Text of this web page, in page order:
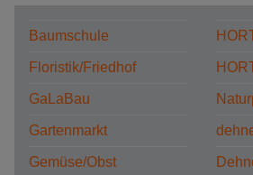
Baumschule
Floristik/Friedhof
GaLaBau
Gartenmarkt
Gemüse/Obst